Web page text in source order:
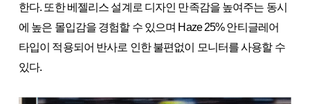
한다. 또한 베젤리스 설계로 디자인 만족감을 높여주는 동시
에 높은 몰입감을 경험할 수 있으며 Haze 25% 안티글레어
타입이 적용되어 반사로 인한 불편없이 모니터를 사용할 수
있다.